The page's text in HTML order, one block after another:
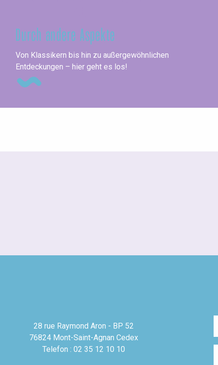
Durch andere Aspekte
Von Klassikern bis hin zu außergewöhnlichen
Entdeckungen – hier geht es los!
28 rue Raymond Aron - BP 52
76824 Mont-Saint-Agnan Cedex
Telefon : 02 35 12 10 10